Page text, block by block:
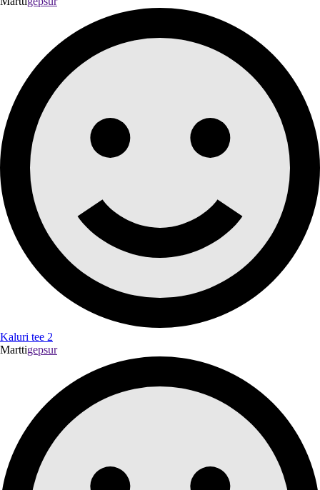
Kaluri tee 2
Marttigepsur